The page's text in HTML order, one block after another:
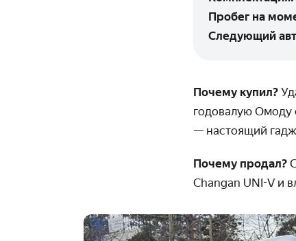
Пробег на
Следующий
Почему купил?
годовалую Омоду
— настоящий
Почему продал?
Changan UNI-V и